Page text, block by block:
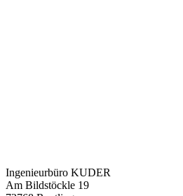
Ingenieurbüro KUDER
Am Bildstöckle 19